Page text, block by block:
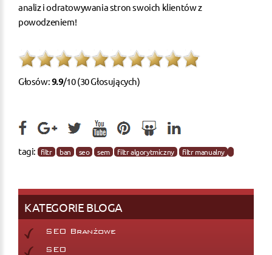
analiz i odratowywania stron swoich klientów z
powodzeniem!
Głosów:9.9/10 (30 Głosujących)
tagi: filtr ban seo sem filtr algorytmiczny filtr manualny
KATEGORIE BLOGA
SEO Branżowe
SEO